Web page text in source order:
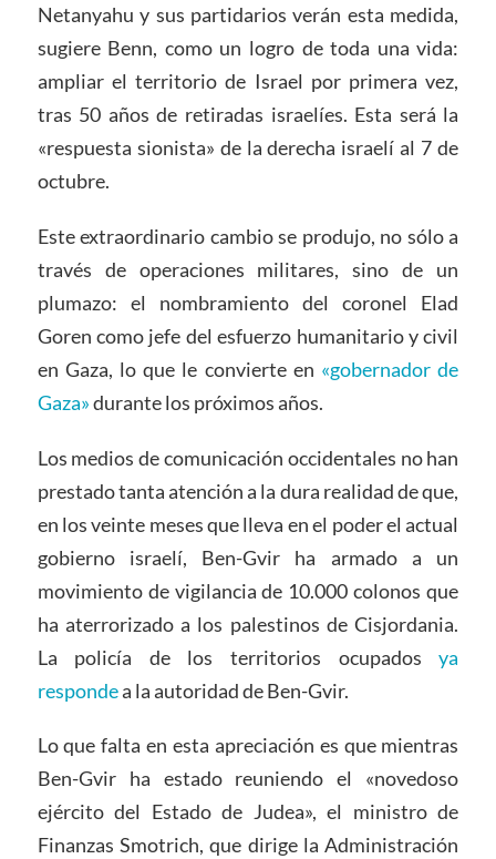
Netanyahu y sus partidarios verán esta medida,
sugiere Benn, como un logro de toda una vida:
ampliar el territorio de Israel por primera vez,
tras 50 años de retiradas israelíes. Esta será la
«respuesta sionista» de la derecha israelí al 7 de
octubre.
Este extraordinario cambio se produjo, no sólo a
través de operaciones militares, sino de un
plumazo: el nombramiento del coronel Elad
Goren como jefe del esfuerzo humanitario y civil
en Gaza, lo que le convierte en «gobernador de
Gaza»durante los próximos años.
Los medios de comunicación occidentales no han
prestado tanta atención a la dura realidad de que,
en los veinte meses que lleva en el poder el actual
gobierno israelí, Ben-Gvir ha armado a un
movimiento de vigilancia de 10.000 colonos que
ha aterrorizado a los palestinos de Cisjordania.
La policía de los territorios ocupadosya
respondea la autoridad de Ben-Gvir.
Lo que falta en esta apreciación es que mientras
Ben-Gvir ha estado reuniendo el «novedoso
ejército del Estado de Judea», el ministro de
Finanzas Smotrich, que dirige la Administración